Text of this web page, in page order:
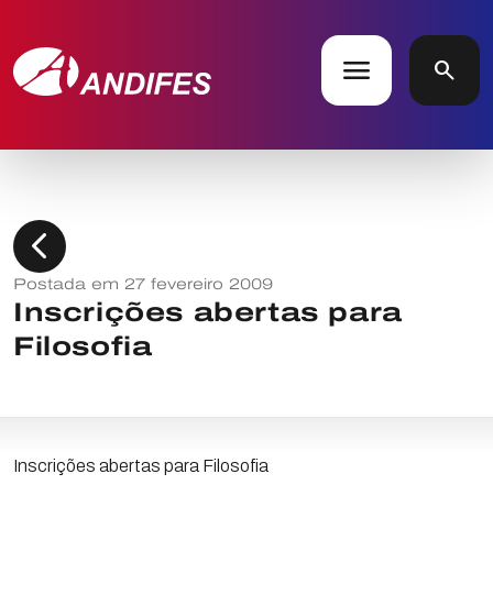
menu search
chevron_left
Postada em 27 fevereiro 2009
Inscrições abertas para
Filosofia
Inscrições abertas para Filosofia